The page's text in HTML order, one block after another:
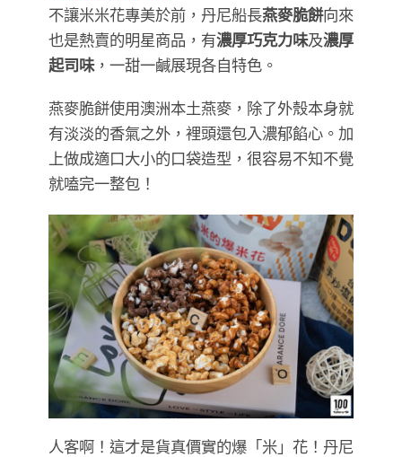
不讓米米花專美於前，丹尼船長燕麥脆餅向來
也是熱賣的明星商品，有濃厚巧克力味及濃厚
起司味，一甜一鹹展現各自特色。
燕麥脆餅使用澳洲本土燕麥，除了外殼本身就
有淡淡的香氣之外，裡頭還包入濃郁餡心。加
上做成適口大小的口袋造型，很容易不知不覺
就嗑完一整包！
人客啊！這才是貨真價實的爆「米」花！丹尼